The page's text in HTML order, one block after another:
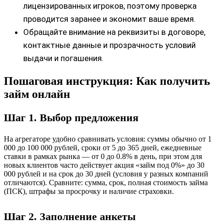
лицензированных игроков, поэтому проверка
проводится заранее и экономит ваше время.
Обращайте внимание на реквизиты в договоре,
контактные данные и прозрачность условий
выдачи и погашения.
Пошаговая инструкция: Как получить
займ онлайн
Шаг 1. Выбор предложения
На агрегаторе удобно сравнивать условия: суммы обычно от 1
000 до 100 000 рублей, сроки от 5 до 365 дней, ежедневные
ставки в рамках рынка — от 0 до 0.8% в день, при этом для
новых клиентов часто действует акция «займ под 0%» до 30
000 рублей и на срок до 30 дней (условия у разных компаний
отличаются). Сравните: сумма, срок, полная стоимость займа
(ПСК), штрафы за просрочку и наличие страховки.
Шаг 2. Заполнение анкеты